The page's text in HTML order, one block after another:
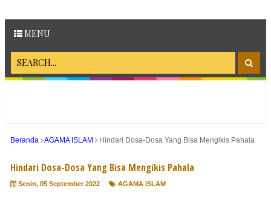
MENU
Beranda AGAMA ISLAM Hindari Dosa-Dosa Yang Bisa Mengikis Pahala
Hindari Dosa-Dosa Yang Bisa Mengikis Pahala
Senin, 05 September 2022 AGAMA ISLAM